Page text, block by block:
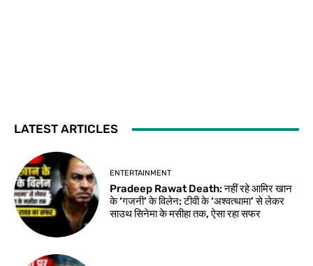
LATEST ARTICLES
ENTERTAINMENT
Pradeep Rawat Death: नहीं रहे आमिर खान
के ‘गजनी’ के विलेन: टीवी के ‘अश्वत्थामा’ से लेकर
साउथ सिनेमा के मसीहा तक, ऐसा रहा सफर